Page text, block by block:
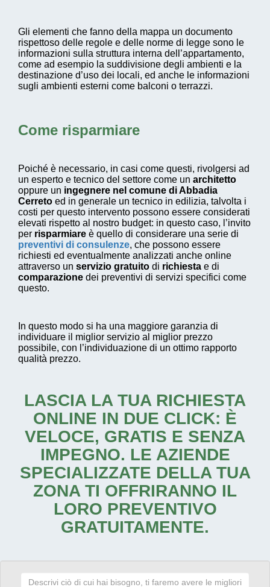
Gli elementi che fanno della mappa un documento
rispettoso delle regole e delle norme di legge sono le
informazioni sulla struttura interna dell’appartamento,
come ad esempio la suddivisione degli ambienti e la
destinazione d’uso dei locali, ed anche le informazioni
sugli ambienti esterni come balconi o terrazzi.
Come risparmiare
Poiché è necessario, in casi come questi, rivolgersi ad
un esperto e tecnico del settore come un architetto
oppure un ingegnere nel comune di Abbadia
Cerreto ed in generale un tecnico in edilizia, talvolta i
costi per questo intervento possono essere considerati
elevati rispetto al nostro budget: in questo caso, l’invito
per risparmiare è quello di considerare una serie di
preventivi di consulenze, che possono essere
richiesti ed eventualmente analizzati anche online
attraverso un servizio gratuito di richiesta e di
comparazione dei preventivi di servizi specifici come
questo.
In questo modo si ha una maggiore garanzia di
individuare il miglior servizio al miglior prezzo
possibile, con l’individuazione di un ottimo rapporto
qualità prezzo.
LASCIA LA TUA RICHIESTA
ONLINE IN DUE CLICK: È
VELOCE, GRATIS E SENZA
IMPEGNO. LE AZIENDE
SPECIALIZZATE DELLA TUA
ZONA TI OFFRIRANNO IL
LORO PREVENTIVO
GRATUITAMENTE.